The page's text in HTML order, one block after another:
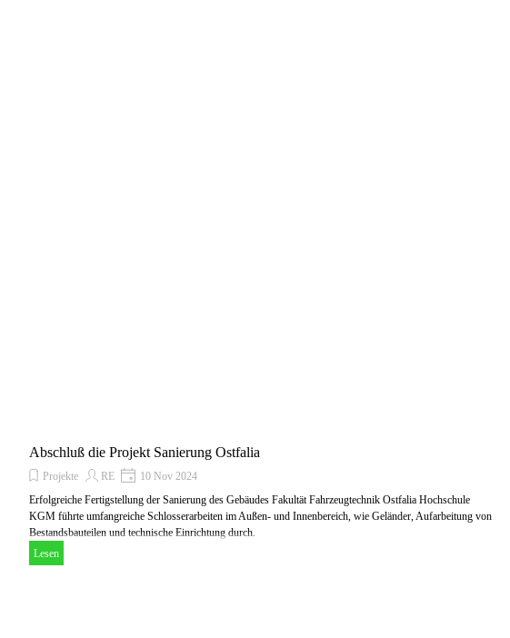
Abschluß die Projekt Sanierung Ostfalia
Projekte RE
10 Nov 2024
Erfolgreiche Fertigstellung der Sanierung des Gebäudes Fakultät Fahrzeugtechnik Ostfalia Hochschule
KGM führte umfangreiche Schlosserarbeiten im Außen- und Innenbereich, wie Geländer, Aufarbeitung von
Bestandsbauteilen und technische Einrichtung durch.
Lesen